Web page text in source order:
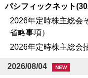
パシフィックネット
2026年定時株主総会
省略事項）
2026年定時株主総会
2026/08/04 NEW